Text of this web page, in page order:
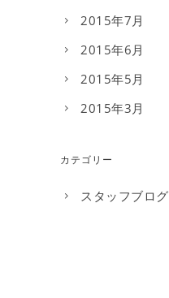
2015年7月
2015年6月
2015年5月
2015年3月
カテゴリー
スタッフブログ